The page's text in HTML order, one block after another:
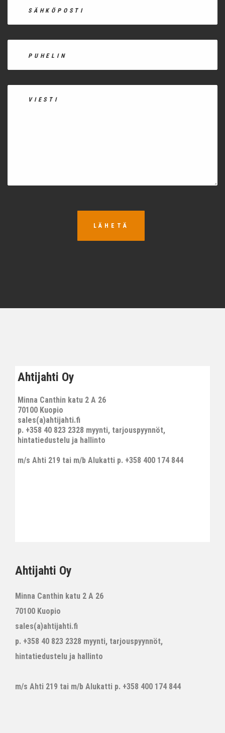
LÄHETÄ
Ahtijahti Oy
Minna Canthin katu 2 A 26
70100 Kuopio
sales(a)ahtijahti.fi
p. +358 40 823 2328 myynti, tarjouspyynnöt,
hintatiedustelu ja hallinto
m/s Ahti 219 tai m/b Alukatti p. +358 400 174 844
Ahtijahti Oy
Minna Canthin katu 2 A 26
70100 Kuopio
sales(a)ahtijahti.fi
p. +358 40 823 2328 myynti, tarjouspyynnöt,
hintatiedustelu ja hallinto
m/s Ahti 219 tai m/b Alukatti p. +358 400 174 844